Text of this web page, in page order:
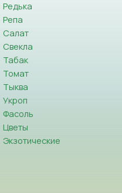
Редька
Репа
Салат
Свекла
Табак
Томат
Тыква
Укроп
Фасоль
Цветы
Экзотические